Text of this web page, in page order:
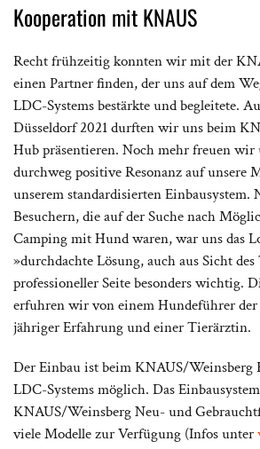
Kooperation mit KNAUS
Recht frühzeitig konnten wir mit der
einen Partner finden, der uns auf dem
LDC-Systems bestärkte und begleitete.
Düsseldorf 2021 durften wir uns beim
Hub präsentieren. Noch mehr freuen wir
durchweg positive Resonanz auf unsere
unserem standardisierten Einbausystem.
Besuchern, die auf der Suche nach
Camping mit Hund waren, war uns das
»durchdachte Lösung, auch aus Sicht
professioneller Seite besonders wichtig.
erfuhren wir von einem Hundeführer
jähriger Erfahrung und einer Tierärztin.
Der Einbau ist beim KNAUS/Weinsberg
LDC-Systems möglich. Das
KNAUS/Weinsberg Neu- und
viele Modelle zur Verfügung (Infos unter